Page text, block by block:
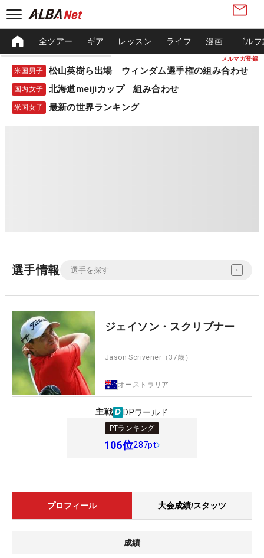
メルマガ登録
全ツアー ギア レッスン ライフ 漫画 ゴル
米国男子 松山英樹ら出場 ウィンダム選手権の組み合わせ
国内女子 北海道meijiカップ 組み合わせ
米国女子 最新の世界ランキング
選手情報
ジェイソン・スクリブナー
Jason Scrivener （37歳）
オーストラリア
主戦 DPワールド
PTランキング
106位287pt
プロフィール 大会成績/スタッツ
成績